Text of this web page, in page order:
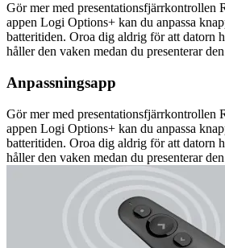
Gör mer med presentationsfjärrkontrollen
appen Logi Options+ kan du anpassa
batteritiden. Oroa dig aldrig för att datorn
håller den vaken medan du presenterar
Anpassningsapp
Gör mer med presentationsfjärrkontrollen
appen Logi Options+ kan du anpassa
batteritiden. Oroa dig aldrig för att datorn
håller den vaken medan du presenterar